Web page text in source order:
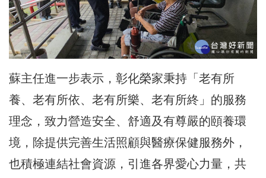
蘇主任進一步表示，彰化榮家秉持「老有所
養、老有所依、老有所樂、老有所終」的服務
理念，致力營造安全、舒適及有尊嚴的頤養環
境，除提供完善生活照顧與醫療保健服務外，
也積極連結社會資源，引進各界愛心力量，共